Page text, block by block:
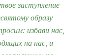
заступление
образу
избави нас,
на нас, и